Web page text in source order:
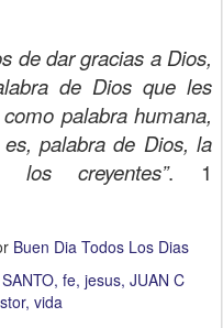
de dar gracias a Dios,
de Dios que les
palabra humana,
palabra de Dios, la
creyentes”. 1
Buen Dia Todos Los Dias
fe jesus JUAN C
vida